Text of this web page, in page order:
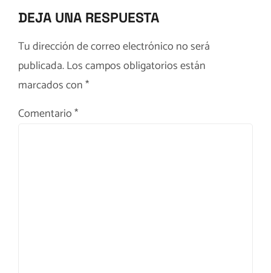
DEJA UNA RESPUESTA
Tu dirección de correo electrónico no será
publicada.Los campos obligatorios están
marcados con*
Comentario*